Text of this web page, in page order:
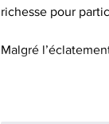
richesse pour
Malgré